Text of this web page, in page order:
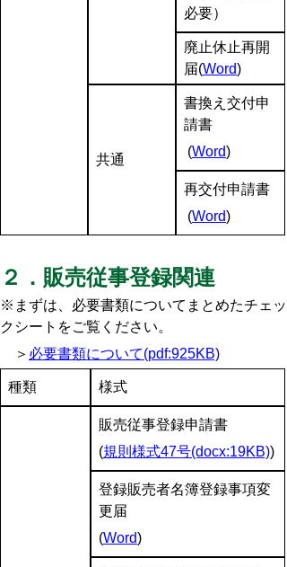
必要）
廃止休止再開
届(Word)
共通
書換え交付申
請書
(Word)
再交付申請書
(Word)
２．販売従事登録関連
※まずは、必要書類についてまとめたチェッ
クシートをご覧ください。
＞ 必要書類について(pdf:925KB)
種類 様式
販売従事登録申請書
(規則様式47号(docx:19KB))
登録販売者名簿登録事項変
更届
(Word)